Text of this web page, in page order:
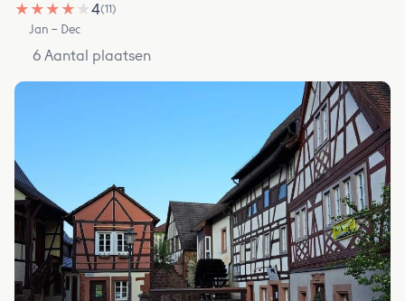
★ ★ ★ ★ ★4(11)
Jan – Dec
6 Aantal plaatsen